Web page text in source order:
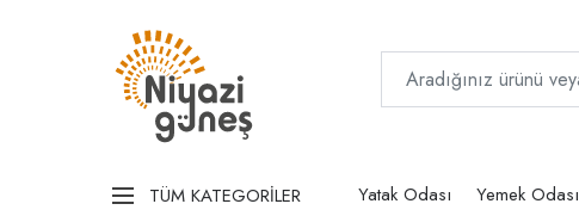
TÜM KATEGORİLER Yatak Odası Yemek Odası